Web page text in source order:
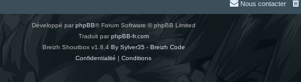
Nous contacter
Développé parphpBB® Forum Software © phpBB Limited
Traduit parphpBB-fr.com
Breizh Shoutbox v1.8.4 By Sylver35 - Breizh Code
Confidentialité | Conditions